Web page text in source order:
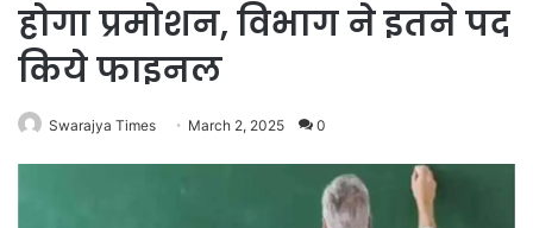
होगा प्रमोशन, विभाग ने इतने पद
किये फाइनल
Swarajya Times March 2, 2025 0